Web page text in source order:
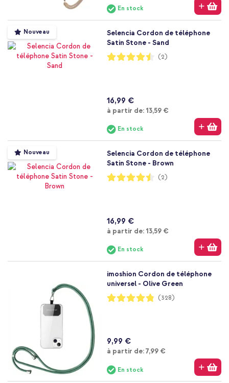
En stock
Nouveau
Selencia Cordon de téléphone
Satin Stone - Sand
Notation:
90%
(2)
16,99 €
à partir de: À partir de
13,59 €
En stock
Nouveau
Selencia Cordon de téléphone
Satin Stone - Brown
Notation:
90%
(2)
16,99 €
à partir de: À partir de
13,59 €
En stock
imoshion Cordon de téléphone
universel - Olive Green
Notation:
96%
(328)
9,99 €
à partir de:À partir de
7,99 €
En stock